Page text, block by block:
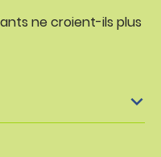
ne croient-ils plus